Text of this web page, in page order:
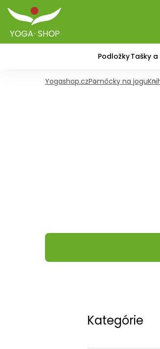
PodložkyTašky
Yogashop.czPomôcky na jogu
Kategórie